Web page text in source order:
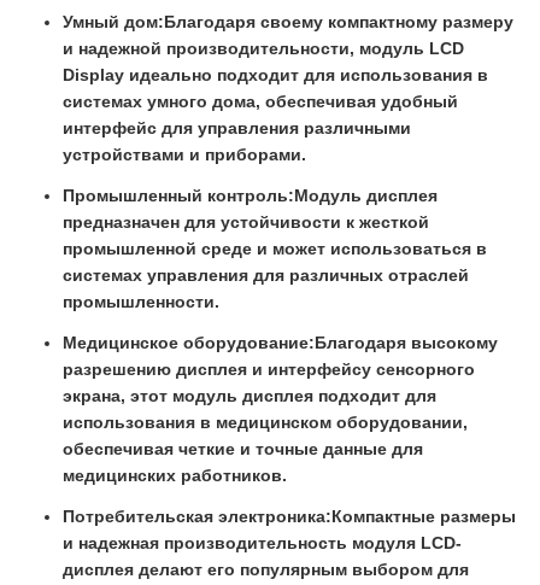
Умный дом:Благодаря своему компактному размеру
и надежной производительности, модуль LCD
Display идеально подходит для использования в
системах умного дома, обеспечивая удобный
интерфейс для управления различными
устройствами и приборами.
Промышленный контроль:Модуль дисплея
предназначен для устойчивости к жесткой
промышленной среде и может использоваться в
системах управления для различных отраслей
промышленности.
Медицинское оборудование:Благодаря высокому
разрешению дисплея и интерфейсу сенсорного
экрана, этот модуль дисплея подходит для
использования в медицинском оборудовании,
обеспечивая четкие и точные данные для
медицинских работников.
Потребительская электроника:Компактные размеры
и надежная производительность модуля LCD-
дисплея делают его популярным выбором для